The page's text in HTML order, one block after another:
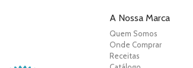
A Nossa Marca
Quem Somos
Onde Comprar
Receitas